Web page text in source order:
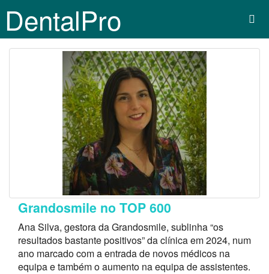
DentalPro
Grandosmile no TOP 600
Ana Silva, gestora da Grandosmile, sublinha “os
resultados bastante positivos” da clínica em 2024, num
ano marcado com a entrada de novos médicos na
equipa e também o aumento na equipa de assistentes.